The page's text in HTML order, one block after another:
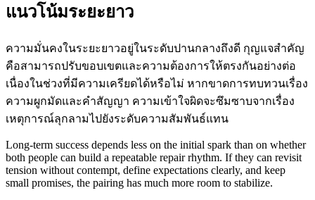
แนวโน้มระยะยาว
ความมั่นคงในระยะยาวอยู่ในระดับปานกลางถึงดี กุญแจสำคัญ
คือสามารถปรับขอบเขตและความต้องการให้ตรงกันอย่างต่อ
เนื่องในช่วงที่มีความเครียดได้หรือไม่ หากขาดการทบทวนเรื่อง
ความผูกมัดและคำสัญญา ความเข้าใจผิดจะซึมซาบจากเรื่อง
เหตุการณ์ลุกลามไปยังระดับความสัมพันธ์แทน
Long-term success depends less on the initial spark than on whether
both people can build a repeatable repair rhythm. If they can revisit
tension without contempt, define expectations clearly, and keep
small promises, the pairing has much more room to stabilize.